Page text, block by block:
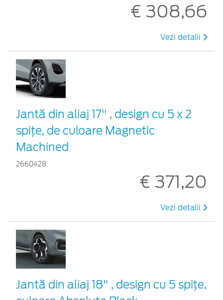
€ 308,66
Vezi detalii
Jantă din aliaj 17" , design cu 5 x 2
spițe, de culoare Magnetic
Machined
2660428
€ 371,20
Vezi detalii
Jantă din aliaj 18" , design cu 5 spiţe,